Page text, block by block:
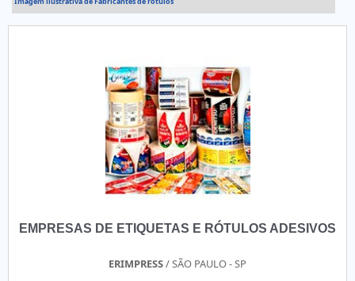
EMPRESAS DE ETIQUETAS E RÓTULOS ADESIVOS
ERIMPRESS/ SÃO PAULO - SP